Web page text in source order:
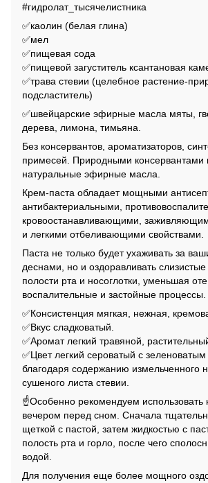
#гидролат_тысячелистника
✅каолин (белая глина)
✅мел
✅пищевая сода
✅пищевой загуститель ксантановая
✅трава стевии (целебное растение-
подсластитель)
✅швейцарские эфирные масла мяты,
дерева, лимона, тимьяна.
Без консервантов, ароматизаторов,
примесей. Природными консервантами
натуральные эфирные масла.
Крем-паста обладает мощными
антибактериальными,
кровоостанавливающими,
и легкими отбеливающими свойствами.
Паста не только будет ухаживать за
деснами, но и оздоравливать слизистые
полости рта и носоглотки, уменьшая
воспалительные и застойные процессы.
✅Консистенция мягкая, нежная,
✅Вкус сладковатый.
✅Аромат легкий травяной,
✅Цвет легкий сероватый с зеленоватым
благодаря содержанию измельченного
сушеного листа стевии.
☝️Особенно рекомендуем использовать
вечером перед сном. Сначала
щеткой с пастой, затем жидкостью с
полость рта и горло, после чего
водой.
Для получения еще более мощного